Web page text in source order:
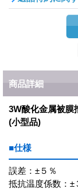
商品詳細
3W酸化金属被膜
(小型品)
■仕様
誤差：±５％
抵抗温度係数：